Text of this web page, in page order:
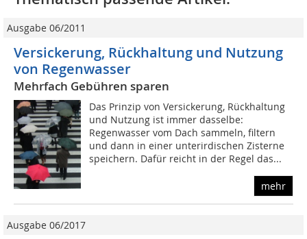
Ausgabe 06/2011
Versickerung, Rückhaltung und Nutzung
von Regenwasser
Mehrfach Gebühren sparen
Das Prinzip von Versickerung, Rückhaltung
und Nutzung ist immer dasselbe:
Regenwasser vom Dach sammeln, filtern
und dann in einer unterirdischen Zisterne
speichern. Dafür reicht in der Regel das...
mehr
Ausgabe 06/2017